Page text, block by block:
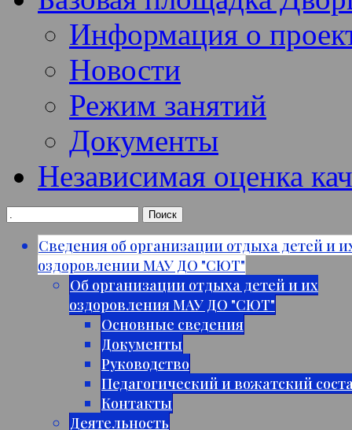
Информация о
Новости
Режим занятий
Документы
Независимая оценка
Сведения об организации отдыха детей и
оздоровлении МАУ ДО "СЮТ"
Об организации отдыха детей и их
оздоровления МАУ ДО "СЮТ"
Основные сведения
Документы
Руководство
Педагогический и вожатский
Контакты
Деятельность